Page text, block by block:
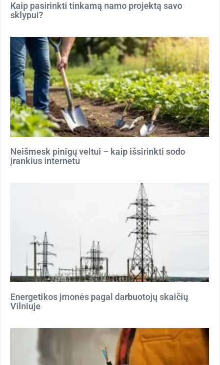
Kaip pasirinkti tinkamą namo projektą savo
sklypui?
Neišmesk pinigų veltui – kaip išsirinkti sodo
įrankius internetu
Energetikos įmonės pagal darbuotojų skaičių
Vilniuje